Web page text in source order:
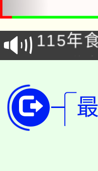
淨零
會
115年
程
學期銜
學籍身
版
公告本
「
桃園